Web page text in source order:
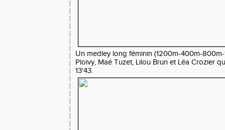
Un medley long féminin (1200m-400m-
Ploivy, Maé Tuzet, Lilou Brun et Léa Crozier
13'43.